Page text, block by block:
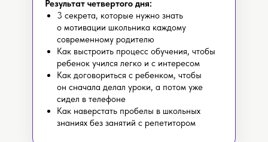
Результат четвертого дня:
3 секрета, которые нужно знать
о мотивации школьника каждому
современному родителю
Как выстроить процесс обучения, чтобы
ребенок учился легко и с интересом
Как договориться с ребенком, чтобы
он сначала делал уроки, а потом уже
сидел в телефоне
Как наверстать пробелы в школьных
знаниях без занятий с репетитором